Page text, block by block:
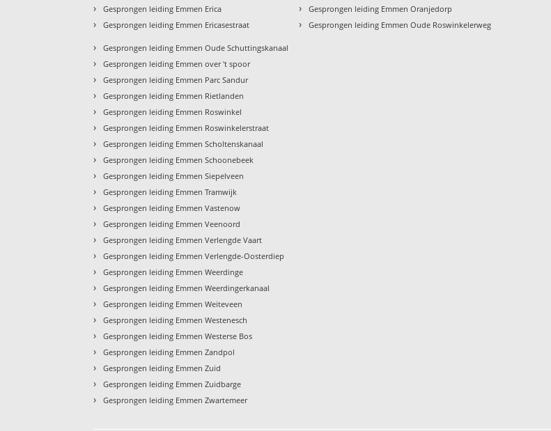
› Gesprongen leiding Emmen Erica
› Gesprongen leiding Emmen Ericasestraat
› Gesprongen leiding Emmen Oranjedorp
› Gesprongen leiding Emmen Oude Roswinkelerweg
› Gesprongen leiding Emmen Oude Schuttingskanaal
› Gesprongen leiding Emmen over 't spoor
› Gesprongen leiding Emmen Parc Sandur
› Gesprongen leiding Emmen Rietlanden
› Gesprongen leiding Emmen Roswinkel
› Gesprongen leiding Emmen Roswinkelerstraat
› Gesprongen leiding Emmen Scholtenskanaal
› Gesprongen leiding Emmen Schoonebeek
› Gesprongen leiding Emmen Siepelveen
› Gesprongen leiding Emmen Tramwijk
› Gesprongen leiding Emmen Vastenow
› Gesprongen leiding Emmen Veenoord
› Gesprongen leiding Emmen Verlengde Vaart
› Gesprongen leiding Emmen Verlengde-Oosterdiep
› Gesprongen leiding Emmen Weerdinge
› Gesprongen leiding Emmen Weerdingerkanaal
› Gesprongen leiding Emmen Weiteveen
› Gesprongen leiding Emmen Westenesch
› Gesprongen leiding Emmen Westerse Bos
› Gesprongen leiding Emmen Zandpol
› Gesprongen leiding Emmen Zuid
› Gesprongen leiding Emmen Zuidbarge
› Gesprongen leiding Emmen Zwartemeer